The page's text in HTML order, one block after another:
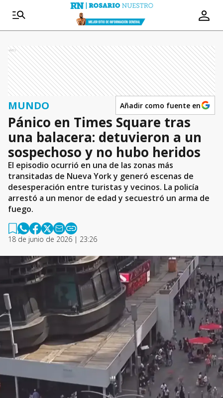
Ads
MUNDO Añadir como fuente en
Pánico en Times Square tras
una balacera: detuvieron a un
sospechoso y no hubo heridos
El episodio ocurrió en una de las zonas más
transitadas de Nueva York y generó escenas de
desesperación entre turistas y vecinos. La policía
arrestó a un menor de edad y secuestró un arma de
fuego.
18 de junio de 2026 | 23:26